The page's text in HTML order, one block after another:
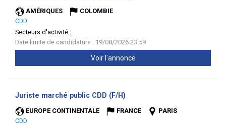
AMÉRIQUES
COLOMBIE
CDD
Secteurs d'activité :
Date limite de candidature : 19/08/2026 23:59
Voir l'annonce
Juriste marché public CDD (F/H)
EUROPE CONTINENTALE FRANCE
PARIS
CDD